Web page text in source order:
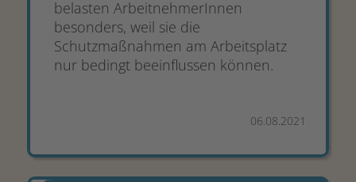
belasten ArbeitnehmerInnen
besonders, weil sie die
Schutzmaßnahmen am Arbeitsplatz
nur bedingt beeinflussen können.
06.08.2021